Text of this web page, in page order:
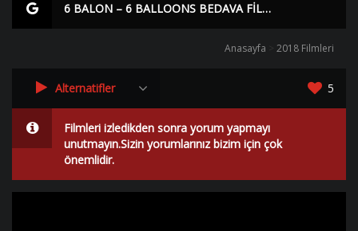
6 BALON – 6 BALLOONS BEDAVA FİLM İZLE | Yüksek Kalite |
Anasayfa 2018 Filmleri
Alternatifler 5
Filmleri izledikden sonra yorum yapmayı
unutmayın.Sizin yorumlarınız bizim için çok
önemlidir.